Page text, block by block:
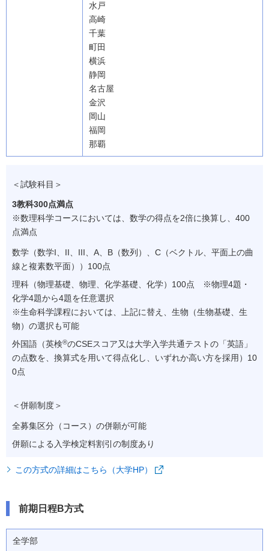
水戸
高崎
千葉
町田
横浜
静岡
名古屋
金沢
岡山
福岡
那覇
＜試験科目＞
3教科300点満点
※数理科学コースにおいては、数学の得点を2倍に換算し、400
点満点
数学（数学I、II、III、A、B（数列）、C（ベクトル、平面上の曲
線と複素数平面））100点
理科（物理基礎、物理、化学基礎、化学）100点 ※物理4題・
化学4題から4題を任意選択
※生命科学課程においては、上記に替え、生物（生物基礎、生
物）の選択も可能
外国語（英検®のCSEスコア又は大学入学共通テストの「英語」
の点数を、換算式を用いて得点化し、いずれか高い方を採用）10
0点
＜併願制度＞
全募集区分（コース）の併願が可能
併願による入学検定料割引の制度あり
この方式の詳細はこちら（大学HP）
前期日程B方式
全学部